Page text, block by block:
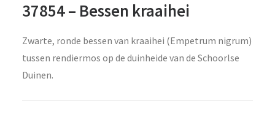
37854 – Bessen kraaihei
Zwarte, ronde bessen van kraaihei (Empetrum nigrum)
tussen rendiermos op de duinheide van de Schoorlse
Duinen.